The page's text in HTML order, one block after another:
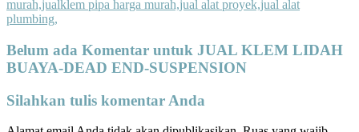
Belum ada Komentar untuk JUAL KLEM LIDAH
BUAYA-DEAD END-SUSPENSION
Silahkan tulis komentar Anda